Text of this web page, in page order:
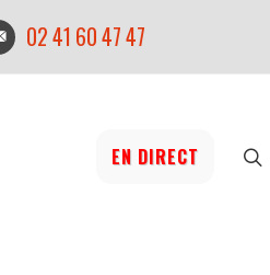
02 41 60 47 47
EN DIRECT